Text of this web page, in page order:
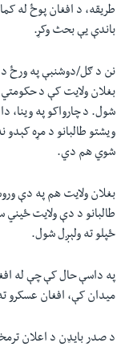
طریقه، د افغان پوځ له
باندې یې بحث وکړ.
نن د ګل/دوشنبې په ورځ د
شول. د چارواکو په
شوي هم دي.
بغلان ولایت هم په دې
طالبانو د دې ولایت
ځپلو ته ولېږل شول.
په داسې حال کې چې له
میدان کې، افغان عسکرو
د صدر بایډن د اعلان